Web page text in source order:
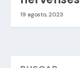
19 agosto, 2023